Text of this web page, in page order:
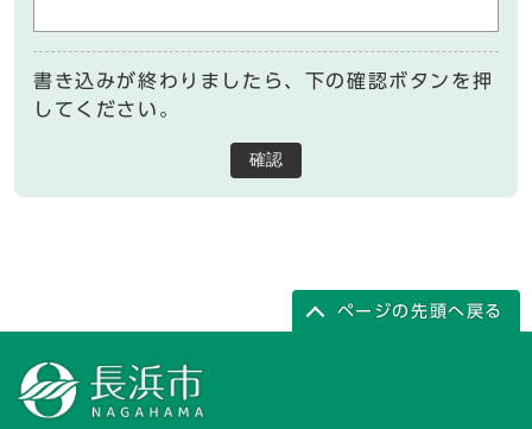
書き込みが終わりましたら、下の確認ボタンを押
してください。
確認
ページの先頭へ戻る